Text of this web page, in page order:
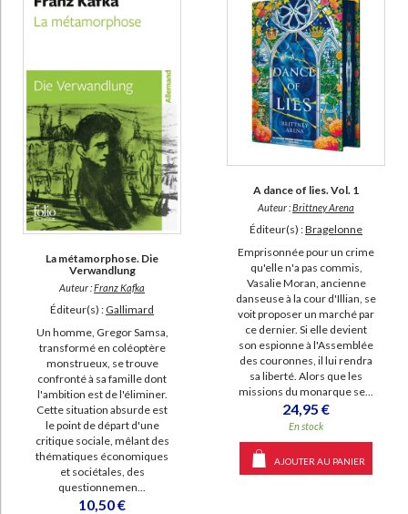
La métamorphose. Die
Verwandlung
Auteur :Franz Kafka
Éditeur(s) : Gallimard
Un homme, Gregor Samsa,
transformé en coléoptère
monstrueux, se trouve
confronté à sa famille dont
l'ambition est de l'éliminer.
Cette situation absurde est
le point de départ d'une
critique sociale, mêlant des
thématiques économiques
et sociétales, des
questionnemen...
10,50 €
A dance of lies. Vol. 1
Auteur :Brittney Arena
Éditeur(s) :Bragelonne
Emprisonnée pour un crime
qu'elle n'a pas commis,
Vasalie Moran, ancienne
danseuse à la cour d'Illian, se
voit proposer un marché par
ce dernier. Si elle devient
son espionne à l'Assemblée
des couronnes, il lui rendra
sa liberté. Alors que les
missions du monarque se...
24,95 €
En stock
AJOUTER AU PANIER